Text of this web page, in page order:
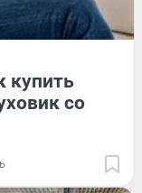
купить
со